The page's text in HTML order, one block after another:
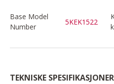
Base Model
Number
5KEK1522
TEKNISKE SPESIFIKASJONER